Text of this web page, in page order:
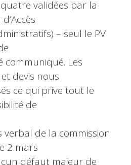
validées par la
– seul le PV
communiqué. Les
devis nous
ce qui prive tout le
de
de la commission
2 mars
défaut majeur de